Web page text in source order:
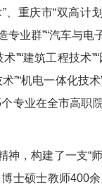
重庆市“双高计
业群”“汽车与电
”“建筑工程技术
”“机电一体化技
专业在全市高职
神，构建了一支“
士硕士教师400